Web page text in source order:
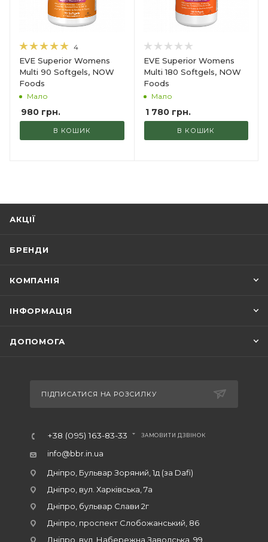
4
EVE Superior Womens
Multi 90 Softgels, NOW
Foods
Мало
980 грн.
В КОШИК
EVE Superior Womens
Multi 180 Softgels, NOW
Foods
Мало
1 780грн.
В КОШИК
АКЦІЇ
БРЕНДИ
КОМПАНІЯ
ІНФОРМАЦІЯ
ДОПОМОГА
ПІДПИСАТИСЯ НА РОЗСИЛКУ
+38 (095) 163-83-33 ЗАМОВИТИ ДЗВІНОК
info@bbr.in.ua
Дніпро, Бульвар Зоряний, 1д (за Dafi)
Дніпро, вул. Харківська, 7а
Дніпро, бульвар Слави 2г
Дніпро, проспект Слобожанський, 86
Дніпро, вул. Набережна Заводська, 99